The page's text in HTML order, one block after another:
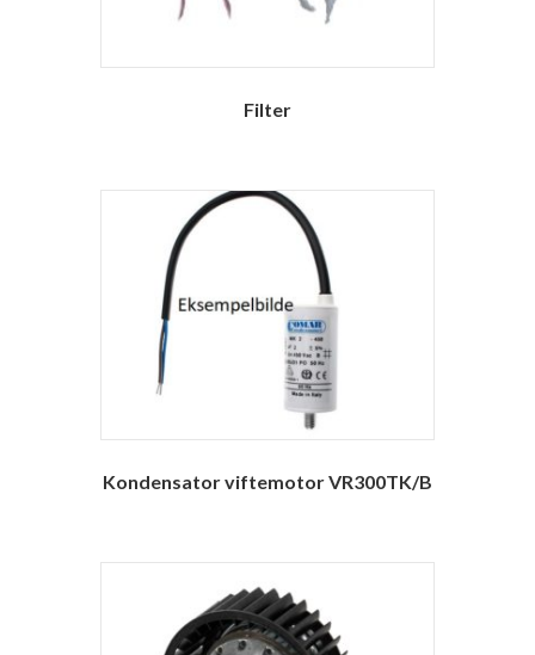
Filter
Kondensator viftemotor VR300TK/B